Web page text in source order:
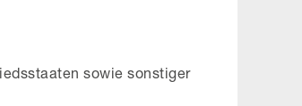
sowie sonstiger